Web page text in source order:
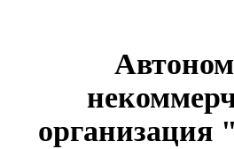
организация